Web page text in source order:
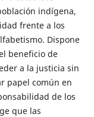
indígena,
frente a los
Dispone
beneficio de
a la justicia sin
papel común en
de los
que las